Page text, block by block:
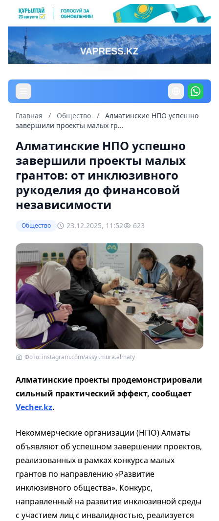
Главная / Общество /
Алматинские НПО успешно
завершили проекты малых гр...
Алматинские НПО успешно
завершили проекты малых
грантов: от инклюзивного
рукоделия до финансовой
независимости
Общество 23.12.2025, 11:52 623
Фото: instagram.com/assyl.mura.almaty
Алматинские проекты продемонстрировали
сильный практический эффект, сообщает
Vecher.kz.
Некоммерческие организации (НПО) Алматы
объявляют об успешном завершении проектов,
реализованных в рамках конкурса малых
грантов по направлению «Развитие
инклюзивного общества». Конкурс,
направленный на развитие инклюзивной среды
с участием лиц с инвалидностью, реализуется